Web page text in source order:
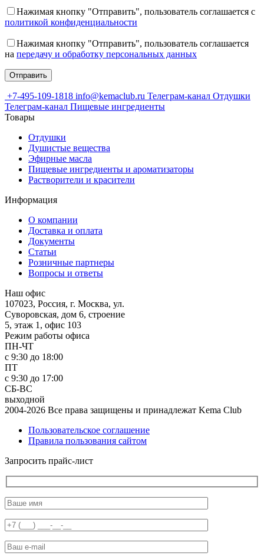
Нажимая кнопку "Отправить", пользователь соглашается с
политикой конфиденциальности
Нажимая кнопку "Отправить", пользователь соглашается
на передачу и обработку персональных данных
+7-495-109-1818 info@kemaclub.ru Телеграм-канал Отдушки
Телеграм-канал Пищевые ингредиенты
Товары
Отдушки
Душистые вещества
Эфирные масла
Пищевые ингредиенты и ароматизаторы
Растворители и красители
Информация
О компании
Доставка и оплата
Документы
Статьи
Розничные партнеры
Вопросы и ответы
Наш офис
107023, Россия, г. Москва, ул.
Суворовская, дом 6, строение
5, этаж 1, офис 103
Режим работы офиса
ПН-ЧТ
с 9:30 до 18:00
ПТ
с 9:30 до 17:00
СБ-ВС
выходной
2004-2026 Все права защищены и принадлежат Kema Club
Пользовательское соглашение
Правила пользования сайтом
Запросить прайс-лист